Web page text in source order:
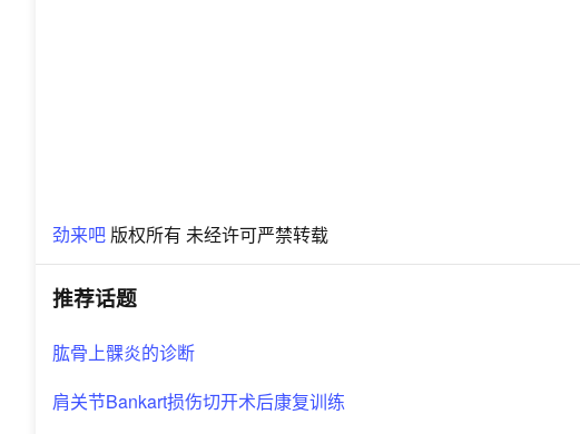
劲来吧 版权所有 未经许可严禁转载
推荐话题
肱骨上髁炎的诊断
肩关节Bankart损伤切开术后康复训练